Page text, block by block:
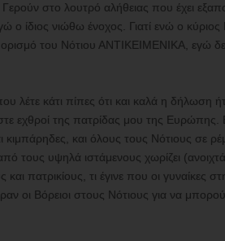
Γερούν στο λουτρό αλήθειας που έχει
ο ίδιος νιώθω ένοχος. Γιατί ενώ ο
του Νότιου ΑΝΤΙΚΕΙΜΕΝΙΚΑ, εγώ
λέτε κάτι πίπες ότι και καλά η δήλωση
εχθροί της πατρίδας μου της
κιμπάρηδες, και όλους τους Νότιους σε
τους υψηλά ιστάμενους χωρίζει
πατρικίους, τι έγινε που οι γυναίκες
οι Βόρειοι στους Νότιους για να